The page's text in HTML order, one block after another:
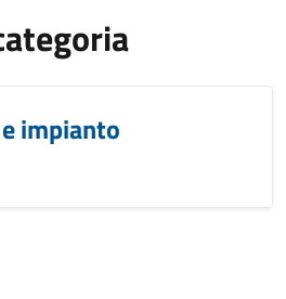
impianto